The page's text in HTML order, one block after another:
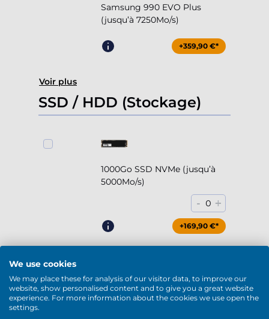
Samsung 990 EVO Plus
(jusqu’à 7250Mo/s)
+359,90 €*
Voir plus
SSD / HDD (Stockage)
1000Go SSD NVMe (jusqu’à
5000Mo/s)
- 0 +
+169,90 €*
2000Go SSD NVMe (jusqu’à
5000Mo/s)
We use cookies
We may place these for analysis of our visitor data, to improve our
website, show personalised content and to give you a great website
experience. For more information about the cookies we use open the
settings.